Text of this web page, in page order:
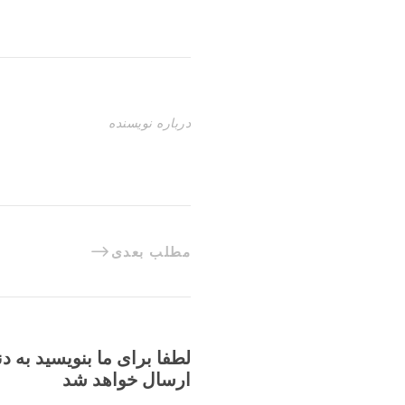
درباره نویسنده
مطلب بعدی
لطفا برای ما بنویسید
ارسال خواهد شد